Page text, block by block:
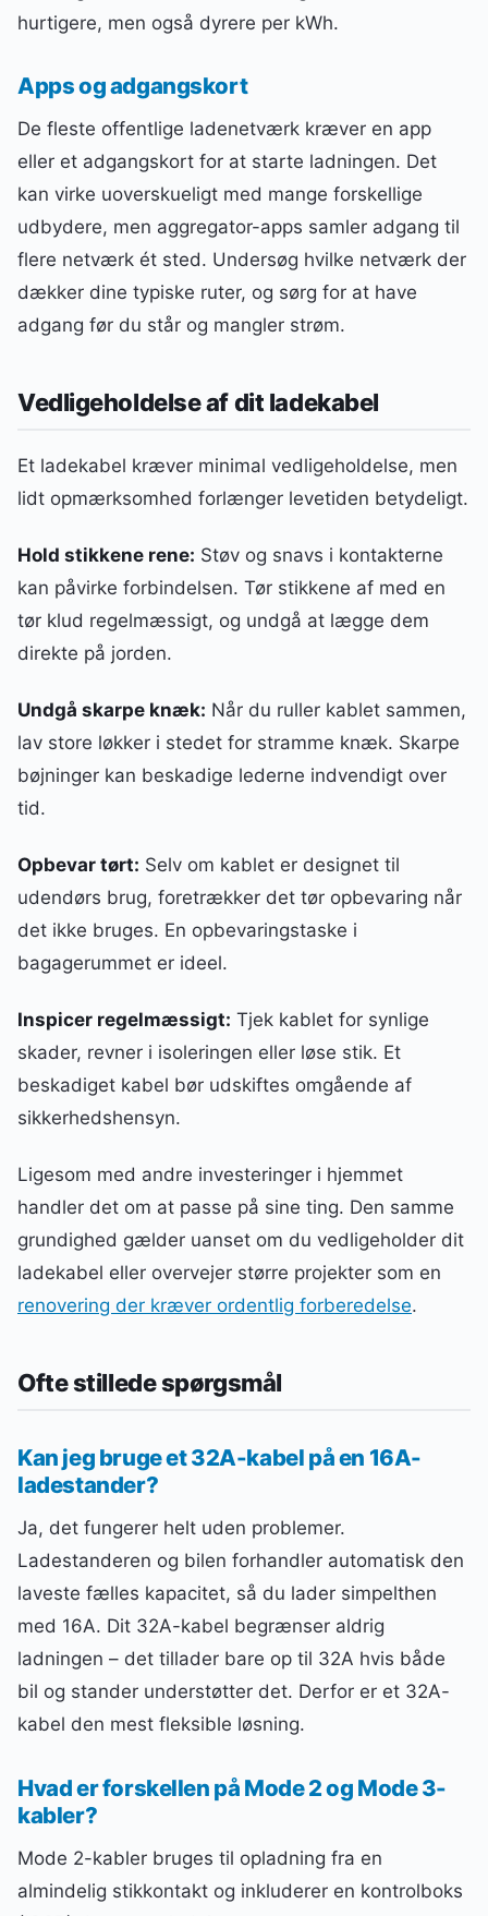
hurtigere, men også dyrere per kWh.
Apps og adgangskort
De fleste offentlige ladenetværk kræver en app
eller et adgangskort for at starte ladningen. Det
kan virke uoverskueligt med mange forskellige
udbydere, men aggregator-apps samler adgang til
flere netværk ét sted. Undersøg hvilke netværk der
dækker dine typiske ruter, og sørg for at have
adgang før du står og mangler strøm.
Vedligeholdelse af dit ladekabel
Et ladekabel kræver minimal vedligeholdelse, men
lidt opmærksomhed forlænger levetiden betydeligt.
Hold stikkene rene: Støv og snavs i kontakterne
kan påvirke forbindelsen. Tør stikkene af med en
tør klud regelmæssigt, og undgå at lægge dem
direkte på jorden.
Undgå skarpe knæk: Når du ruller kablet sammen,
lav store løkker i stedet for stramme knæk. Skarpe
bøjninger kan beskadige lederne indvendigt over
tid.
Opbevar tørt: Selv om kablet er designet til
udendørs brug, foretrækker det tør opbevaring når
det ikke bruges. En opbevaringstaske i
bagagerummet er ideel.
Inspicer regelmæssigt: Tjek kablet for synlige
skader, revner i isoleringen eller løse stik. Et
beskadiget kabel bør udskiftes omgående af
sikkerhedshensyn.
Ligesom med andre investeringer i hjemmet
handler det om at passe på sine ting. Den samme
grundighed gælder uanset om du vedligeholder dit
ladekabel eller overvejer større projekter som en
renovering der kræver ordentlig forberedelse.
Ofte stillede spørgsmål
Kan jeg bruge et 32A-kabel på en 16A-
ladestander?
Ja, det fungerer helt uden problemer.
Ladestanderen og bilen forhandler automatisk den
laveste fælles kapacitet, så du lader simpelthen
med 16A. Dit 32A-kabel begrænser aldrig
ladningen – det tillader bare op til 32A hvis både
bil og stander understøtter det. Derfor er et 32A-
kabel den mest fleksible løsning.
Hvad er forskellen på Mode 2 og Mode 3-
kabler?
Mode 2-kabler bruges til opladning fra en
almindelig stikkontakt og inkluderer en kontrolboks